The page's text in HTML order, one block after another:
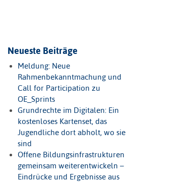
Neueste Beiträge
Meldung: Neue
Rahmenbekanntmachung und
Call for Participation zu
OE_Sprints
Grundrechte im Digitalen: Ein
kostenloses Kartenset, das
Jugendliche dort abholt, wo sie
sind
Offene Bildungsinfrastrukturen
gemeinsam weiterentwickeln –
Eindrücke und Ergebnisse aus